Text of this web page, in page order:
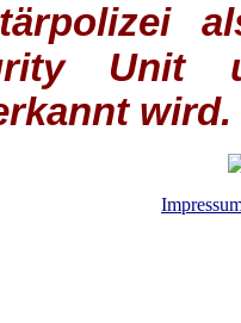
Unit
wird.